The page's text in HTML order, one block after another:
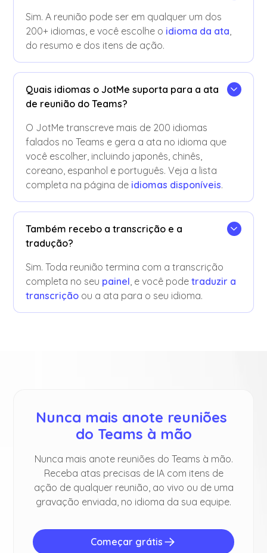
Sim. A reunião pode ser em qualquer um dos
200+ idiomas, e você escolhe o idioma da ata,
do resumo e dos itens de ação.
Quais idiomas o JotMe suporta para a ata
de reunião do Teams?
O JotMe transcreve mais de 200 idiomas
falados no Teams e gera a ata no idioma que
você escolher, incluindo japonês, chinês,
coreano, espanhol e português. Veja a lista
completa na página de idiomas disponíveis.
Também recebo a transcrição e a
tradução?
Sim. Toda reunião termina com a transcrição
completa no seu painel, e você podetraduzir a
transcrição ou a ata para o seu idioma.
Nunca mais anote reuniões
do Teams à mão
Nunca mais anote reuniões do Teams à mão.
Receba atas precisas de IA com itens de
ação de qualquer reunião, ao vivo ou de uma
gravação enviada, no idioma da sua equipe.
Começar grátis